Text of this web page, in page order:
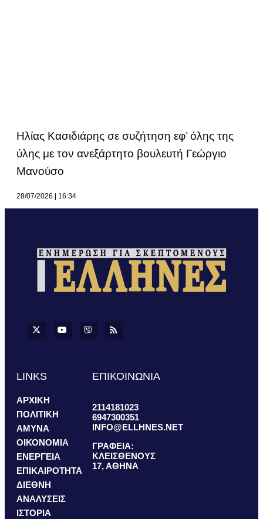
Ηλίας Κασιδιάρης σε συζήτηση εφ’ όλης της
ύλης με τον ανεξάρτητο βουλευτή Γεώργιο
Μανούσο
28/07/2026 16:34
LINKS
ΑΡΧΙΚΗ
ΠΟΛΙΤΙΚΗ
ΑΜΥΝΑ
ΟΙΚΟΝΟΜΙΑ
ΕΝΕΡΓΕΙΑ
ΕΠΙΚΑΙΡΟΤΗΤΑ
ΔΙΕΘΝΗ
ΑΝΑΛΥΣΕΙΣ
ΙΣΤΟΡΙΑ
ΕΠΙΚΟΙΝΩΝΙΑ
2114181023
6947300351
INFO@ELLHNES.NET
ΓΡΑΦΕΙΑ:
ΚΛΕΙΣΘΕΝΟΥΣ
17, ΑΘΗΝΑ